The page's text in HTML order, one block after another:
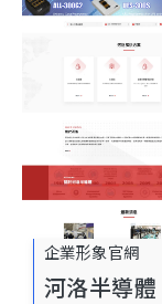
企業形象官網
河洛半導體